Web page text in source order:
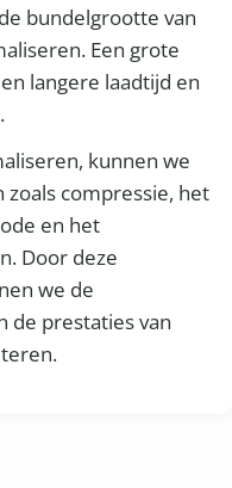
bundelgrootte van
Een grote
langere laadtijd en
kunnen we
compressie, het
en het
Door deze
we de
de prestaties van